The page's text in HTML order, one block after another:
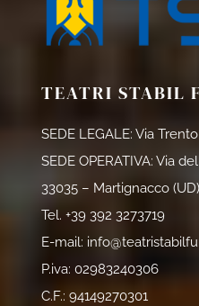
TEATRI STABIL
SEDE LEGALE: Via
SEDE OPERATIVA: Via
33035 – Martignacco (UD)
Tel. +39 392 3273719
E-mail:
P.iva: 02983240306
C.F.: 94149270301